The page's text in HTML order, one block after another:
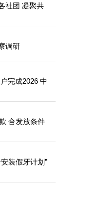
社团 凝聚共
调研
件
装假牙计划”